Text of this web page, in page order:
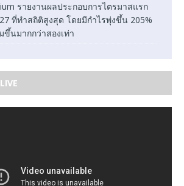
รายงานผลประกอบการไตรมาสแรก
ที่ทำสถิติสูงสุด โดยมีกำไรพุ่งขึ้น 205%
ขึ้นมากกว่าสองเท่า